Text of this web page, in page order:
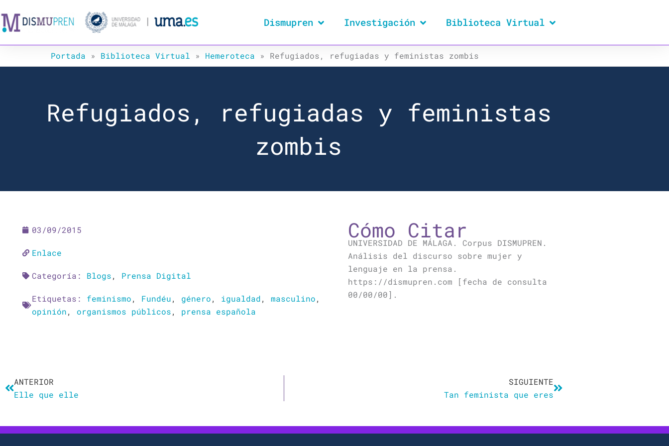
al
contenido
Dismupren Investigación Biblioteca Virtual
Portada » Biblioteca Virtual » Hemeroteca » Refugiados, refugiadas y feministas zombis
Refugiados, refugiadas y feministas
zombis
03/09/2015
Enlace
Categoría: Blogs, Prensa Digital
Etiquetas: feminismo, Fundéu, género, igualdad, masculino,
opinión, organismos públicos, prensa española
Cómo Citar
UNIVERSIDAD DE MÁLAGA. Corpus DISMUPREN.
Análisis del discurso sobre mujer y
lenguaje en la prensa.
https://dismupren.com [fecha de consulta
00/00/00].
ANTERIOR
Elle que elle
SIGUIENTE
Tan feminista que eres